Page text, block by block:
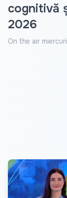
cognitivă
2026
On the air